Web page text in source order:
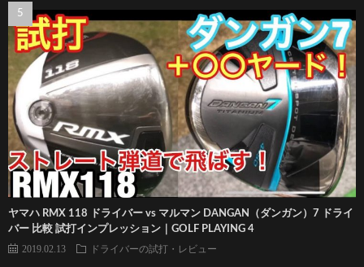
ヤマハ RMX 118 ドライバー vs マルマン DANGAN（ダンガン）7 ドライ
バー 比較 試打インプレッション｜GOLF PLAYING 4
2019.02.13 ドライバーの試打・レビュー